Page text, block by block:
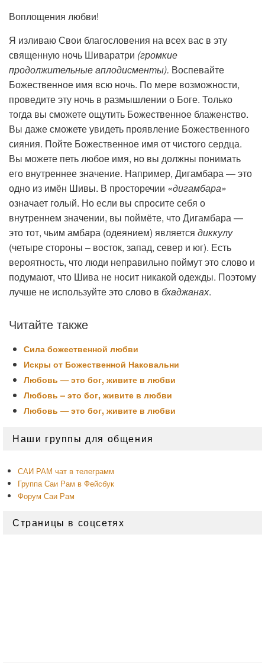
Воплощения любви!
Я изливаю Свои благословения на всех вас в эту
священную ночь Шиваратри (громкие
продолжительные аплодисменты). Воспевайте
Божественное имя всю ночь. По мере возможности,
проведите эту ночь в размышлении о Боге. Только
тогда вы сможете ощутить Божественное блаженство.
Вы даже сможете увидеть проявление Божественного
сияния. Пойте Божественное имя от чистого сердца.
Вы можете петь любое имя, но вы должны понимать
его внутреннее значение. Например, Дигамбара — это
одно из имён Шивы. В просторечии «дигамбара»
означает голый. Но если вы спросите себя о
внутреннем значении, вы поймёте, что Дигамбара —
это тот, чьим амбара (одеянием) является диккулу
(четыре стороны – восток, запад, север и юг). Есть
вероятность, что люди неправильно поймут это слово и
подумают, что Шива не носит никакой одежды. Поэтому
лучше не используйте это слово в бхаджанах.
Читайте также
Сила божественной любви
Искры от Божественной Наковальни
Любовь — это бог, живите в любви
Любовь – это бог, живите в любви
Любовь — это бог, живите в любви
основной
Наши группы для общения
САИ РАМ чат в телеграмм
Группа Саи Рам в Фейсбук
Форум Саи Рам
Страницы в соцсетях